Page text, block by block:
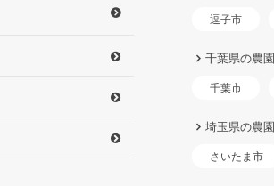
逗子市
千葉県の農
千葉市
埼玉県の農
さいたま市